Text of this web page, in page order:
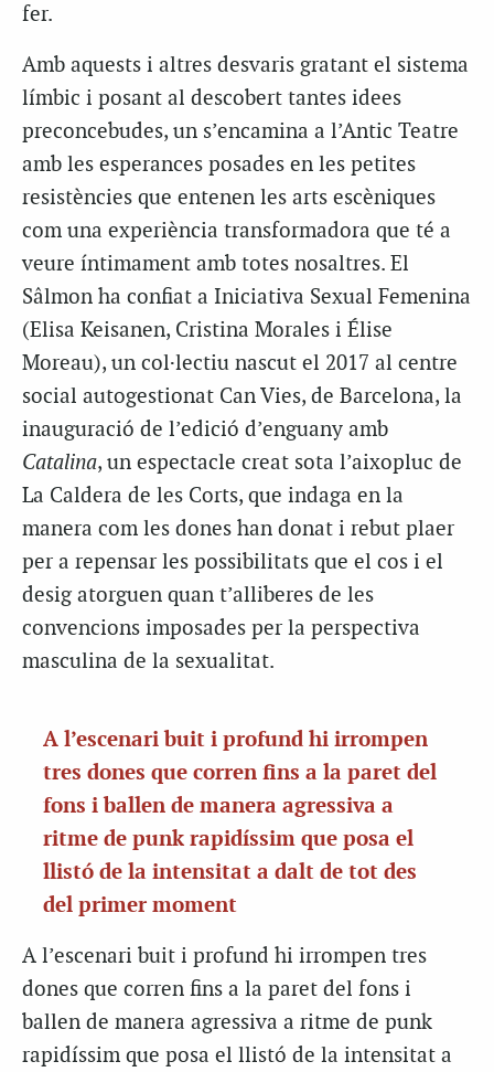
fer.
Amb aquests i altres desvaris gratant el sistema
límbic i posant al descobert tantes idees
preconcebudes, un s’encamina a l’Antic Teatre
amb les esperances posades en les petites
resistències que entenen les arts escèniques
com una experiència transformadora que té a
veure íntimament amb totes nosaltres. El
Sâlmon ha confiat a Iniciativa Sexual Femenina
(Elisa Keisanen, Cristina Morales i Élise
Moreau), un col·lectiu nascut el 2017 al centre
social autogestionat Can Vies, de Barcelona, la
inauguració de l’edició d’enguany amb
Catalina, un espectacle creat sota l’aixopluc de
La Caldera de les Corts, que indaga en la
manera com les dones han donat i rebut plaer
per a repensar les possibilitats que el cos i el
desig atorguen quan t’alliberes de les
convencions imposades per la perspectiva
masculina de la sexualitat.
A l’escenari buit i profund hi irrompen
tres dones que corren fins a la paret del
fons i ballen de manera agressiva a
ritme de punk rapidíssim que posa el
llistó de la intensitat a dalt de tot des
del primer moment
A l’escenari buit i profund hi irrompen tres
dones que corren fins a la paret del fons i
ballen de manera agressiva a ritme de punk
rapidíssim que posa el llistó de la intensitat a